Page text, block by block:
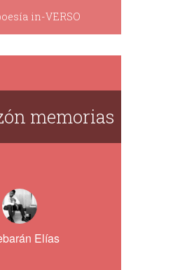
in-VERSO
memorias
Elías